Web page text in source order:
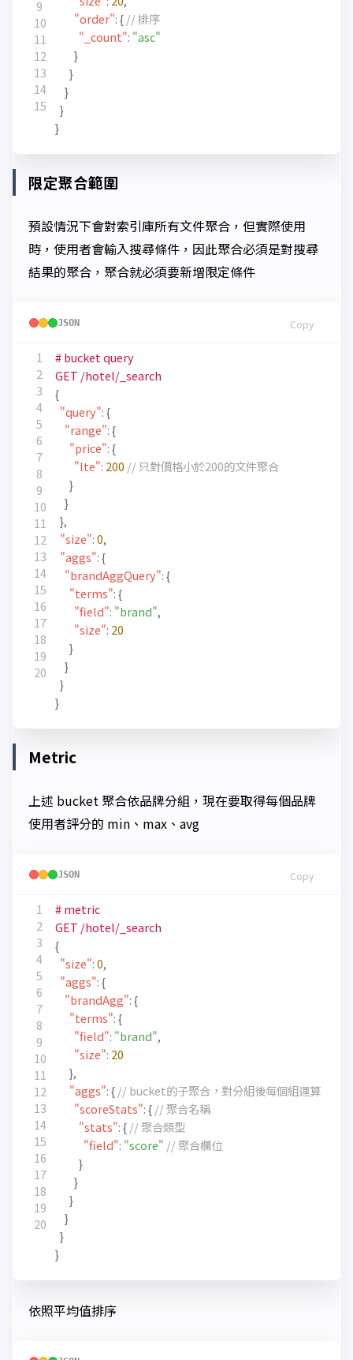
12
14
"order": {
"_count": "asc"
}
}
}
}
}
限定聚合範圍
預設情況下會對索引庫所有文件聚合，但實際使用
時，使用者會輸入搜尋條件，因此聚合必須是對搜尋
結果的聚合，聚合就必須要新增限定條件
JSON Copy
4
7
14
17
#bucket query
GET /hotel/_search
{
"query": {
"range": {
"price": {
"lte": 200
}
}
},
"size": 0,
"aggs": {
"brandAggQuery": {
"terms": {
"field": "brand",
"size": 20
}
}
}
}
Metric
上述 bucket 聚合依品牌分組，現在要取得每個品牌
使用者評分的 min、max、avg
JSON Copy
4
7
14
17
#metric
GET /hotel/_search
{
"size": 0,
"aggs": {
"brandAgg": {
"terms": {
"field": "brand",
"size": 20
},
"aggs": {
"scoreStats": {
"stats": {
"field": "score"
}
}
}
}
}
}
依照平均值排序